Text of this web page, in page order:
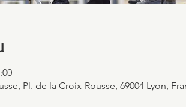
Pl. de la Croix-Rousse, 69004 Lyon,